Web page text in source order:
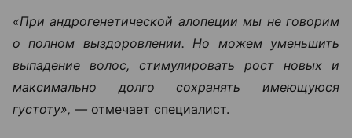
«При андрогенетической алопеции мы не говорим
о полном выздоровлении. Но можем уменьшить
выпадение волос, стимулировать рост новых и
максимально долго сохранять имеющуюся
густоту», — отмечает специалист.